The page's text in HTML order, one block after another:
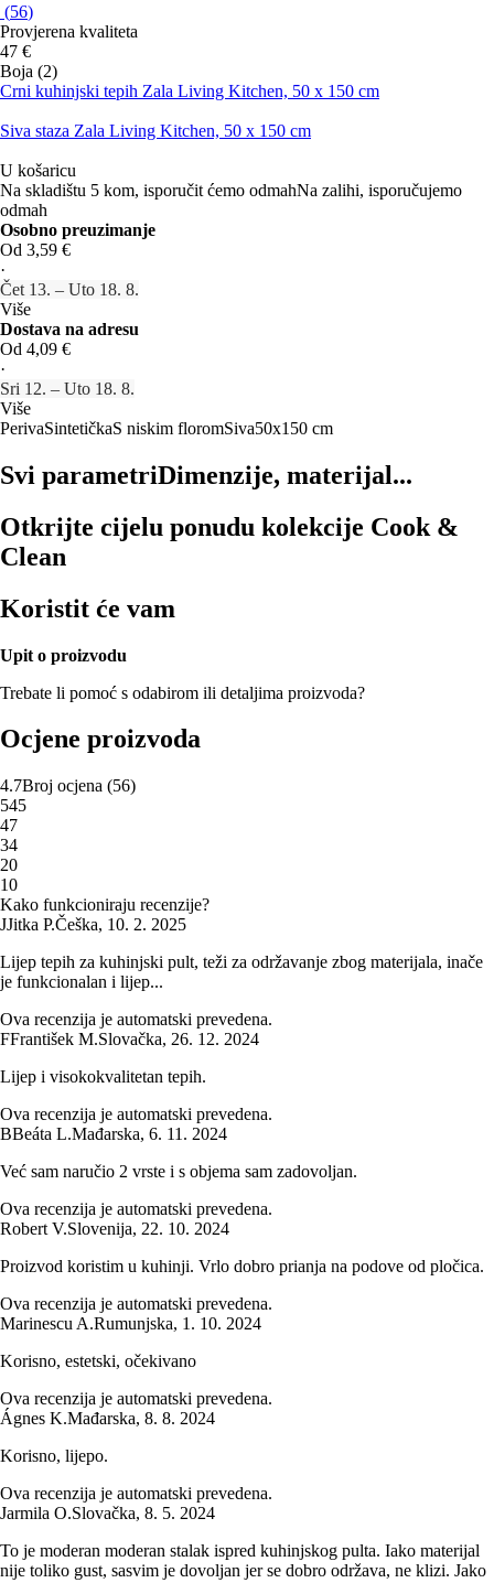
(56)
Provjerena kvaliteta
47 €
Boja (2)
Crni kuhinjski tepih Zala Living Kitchen, 50 x 150 cm
Siva staza Zala Living Kitchen, 50 x 150 cm
U košaricu
Na skladištu 5 kom, isporučit ćemo odmahNa zalihi, isporučujemo
odmah
Osobno preuzimanje
Od 3,59 €
·
Čet 13. – Uto 18. 8.
Više
Dostava na adresu
Od 4,09 €
·
Sri 12. – Uto 18. 8.
Više
PerivaSintetičkaS niskim floromSiva50x150 cm
Svi parametriDimenzije, materijal...
Otkrijte cijelu ponudu kolekcije Cook &
Clean
Koristit će vam
Upit o proizvodu
Trebate li pomoć s odabirom ili detaljima proizvoda?
Ocjene proizvoda
4.7Broj ocjena (56)
545
47
34
20
10
Kako funkcioniraju recenzije?
JJitka P.Češka, 10. 2. 2025
Lijep tepih za kuhinjski pult, teži za održavanje zbog materijala, inače
je funkcionalan i lijep...
Ova recenzija je automatski prevedena.
FFrantišek M.Slovačka, 26. 12. 2024
Lijep i visokokvalitetan tepih.
Ova recenzija je automatski prevedena.
BBeáta L.Mađarska, 6. 11. 2024
Već sam naručio 2 vrste i s objema sam zadovoljan.
Ova recenzija je automatski prevedena.
Robert V.Slovenija, 22. 10. 2024
Proizvod koristim u kuhinji. Vrlo dobro prianja na podove od pločica.
Ova recenzija je automatski prevedena.
Marinescu A.Rumunjska, 1. 10. 2024
Korisno, estetski, očekivano
Ova recenzija je automatski prevedena.
Ágnes K.Mađarska, 8. 8. 2024
Korisno, lijepo.
Ova recenzija je automatski prevedena.
Jarmila O.Slovačka, 8. 5. 2024
To je moderan moderan stalak ispred kuhinjskog pulta. Iako materijal
nije toliko gust, sasvim je dovoljan jer se dobro održava, ne klizi. Jako